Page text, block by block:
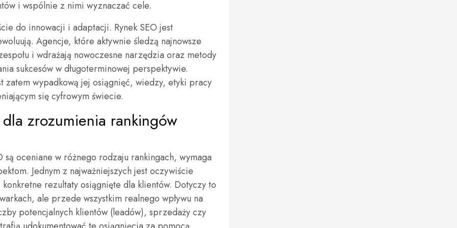
i wspólnie z nimi wyznaczać cele.
do innowacji i adaptacji. Rynek SEO jest
Agencje, które aktywnie śledzą najnowsze
i wdrażają nowoczesne narzędzia oraz metody
sukcesów w długoterminowej perspektywie.
zatem wypadkową jej osiągnięć, wiedzy, etyki pracy
się cyfrowym świecie.
zrozumienia rankingów
oceniane w różnego rodzaju rankingach, wymaga
Jednym z najważniejszych jest oczywiście
rezultaty osiągnięte dla klientów. Dotyczy to
ale przede wszystkim realnego wpływu na
potencjalnych klientów (leadów), sprzedaży czy